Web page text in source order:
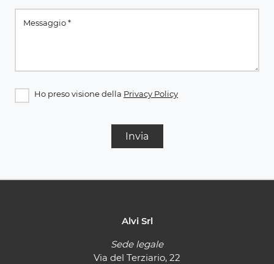
Ho preso visione della Privacy Policy
Invia
Alvi Srl
Sede legale
Via del Terziario, 22